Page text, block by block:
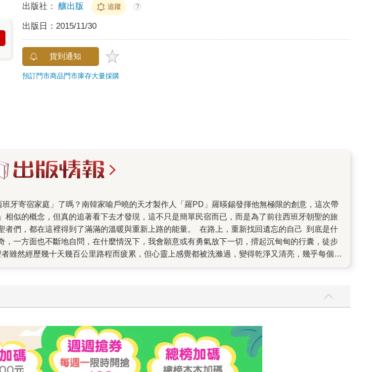
出版社： 釀出版 追蹤 ?
出版日： 2015/11/30
貨到通知
預訂門市商品門市庫存大量採購
似的概念，但真的追著看下去才發現，這不只是簡單民宿而已，而是為了前往西班牙朝聖的旅
者們，都在這裡得到了滿滿的溫暖與重新上路的能量。 在路上，重新找回遺忘的自己 到底是什
一方面也不斷地自問，在什麼情況下，我會願意或有勇氣放下一切，揹起沉甸甸的行囊，徒步
雖然經歷幾十天幾百公里路程而疲累，但心靈上感覺都被洗滌過，變得乾淨又清亮，幾乎每個人
方，卻每天只感受到沉重的壓力呢？」但在這個民宿，聊起了即將抵達終點前的心境，卻已是
給誤導了，一直以為是一群對宗教過於狂熱的人做的事。直到最近才明白，現今所謂的「朝聖
綜藝節目，觀眾們（包含我）透過對羅PD和車勝元的喜愛，認識了朝勝之路，也慢慢明白每個
人佩服的毅力與決心。車勝元用他對美食的熱情，誠意煮了一道道溫暖美味的食物，柳海真、
待償的朝聖者，也是出外遠行的遊子，渴望在遠方找到心中的家。我好像感受到了那種思鄉及
下來。也好想對他們說：一路上，辛苦了。 在這間接近終點前的休憩民宿裡，有這麼一位開朗
的老年朝聖者，因為妻子癌逝，自己的身體也受癌症病痛所苦，但告訴他們：「人生是份美好